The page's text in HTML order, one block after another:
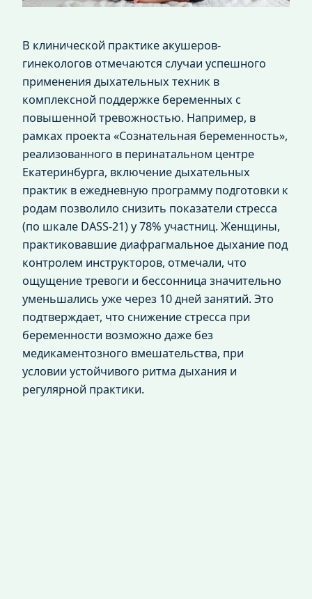
В клинической практике акушеров-
гинекологов отмечаются случаи успешного
применения дыхательных техник в
комплексной поддержке беременных с
повышенной тревожностью. Например, в
рамках проекта «Сознательная беременность»,
реализованного в перинатальном центре
Екатеринбурга, включение дыхательных
практик в ежедневную программу подготовки к
родам позволило снизить показатели стресса
(по шкале DASS-21) у 78% участниц. Женщины,
практиковавшие диафрагмальное дыхание под
контролем инструкторов, отмечали, что
ощущение тревоги и бессонница значительно
уменьшались уже через 10 дней занятий. Это
подтверждает, что снижение стресса при
беременности возможно даже без
медикаментозного вмешательства, при
условии устойчивого ритма дыхания и
регулярной практики.